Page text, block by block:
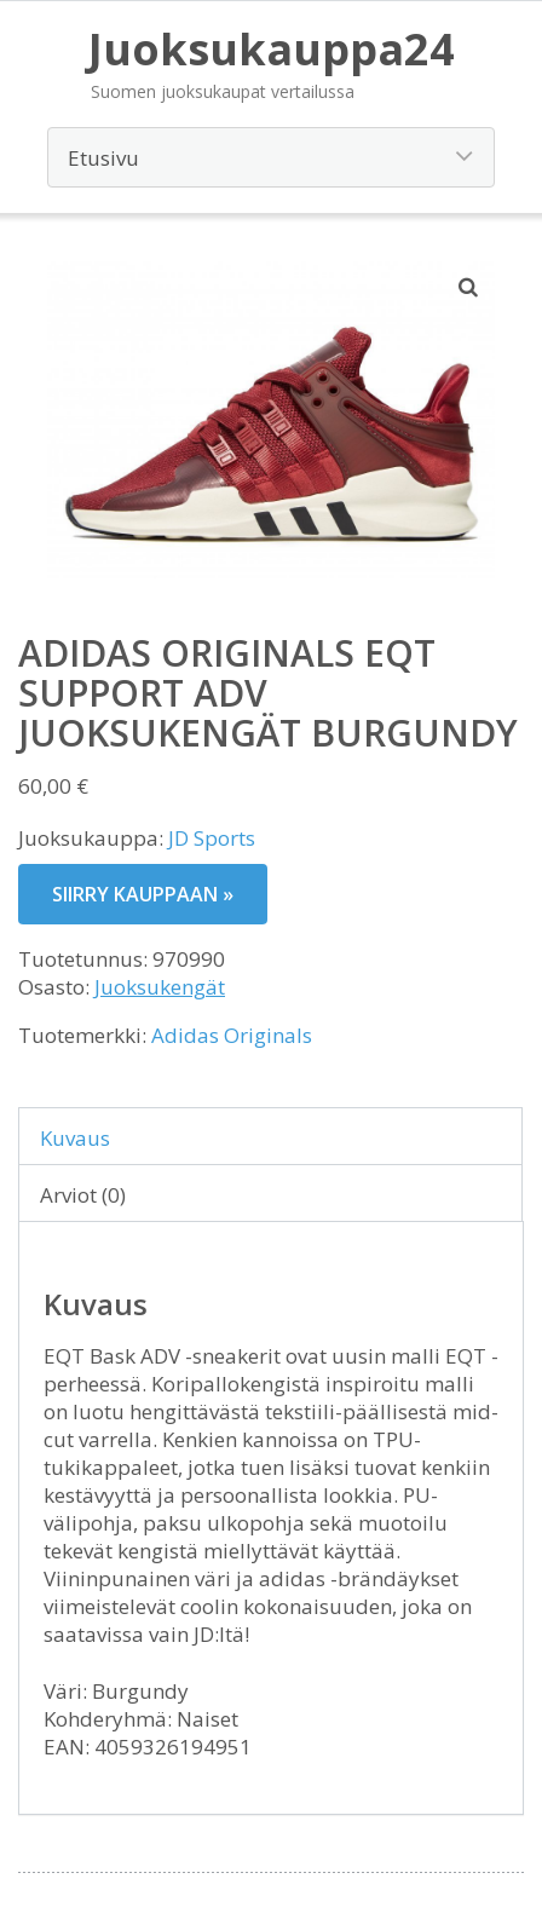
Juoksukauppa24
Suomen juoksukaupat vertailussa
ADIDAS ORIGINALS EQT
SUPPORT ADV
JUOKSUKENGÄT BURGUNDY
60,00 €
Juoksukauppa: JD Sports
SIIRRY KAUPPAAN »
Tuotetunnus: 970990
Osasto: Juoksukengät
Tuotemerkki: Adidas Originals
Kuvaus
Arviot (0)
Kuvaus
EQT Bask ADV -sneakerit ovat uusin malli EQT -
perheessä. Koripallokengistä inspiroitu malli
on luotu hengittävästä tekstiili-päällisestä mid-
cut varrella. Kenkien kannoissa on TPU-
tukikappaleet, jotka tuen lisäksi tuovat kenkiin
kestävyyttä ja persoonallista lookkia. PU-
välipohja, paksu ulkopohja sekä muotoilu
tekevät kengistä miellyttävät käyttää.
Viininpunainen väri ja adidas -brändäykset
viimeistelevät coolin kokonaisuuden, joka on
saatavissa vain JD:ltä!
Väri: Burgundy
Kohderyhmä: Naiset
EAN: 4059326194951